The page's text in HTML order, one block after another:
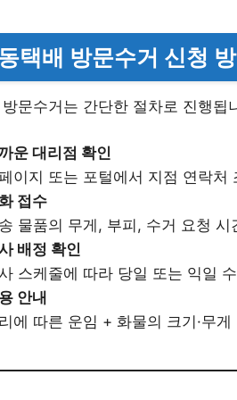
택배 방문수거 신청
문수거는 간단한 절차로 진행됩
운 대리점 확인
이지 또는 포털에서 지점 연락처
접수
물품의 무게, 부피, 수거 요청 시
배정 확인
스케줄에 따라 당일 또는 익일
안내
에 따른 운임 + 화물의 크기·무